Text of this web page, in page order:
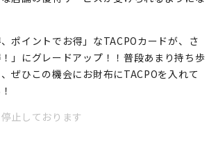
ポイントでお得」なTACPOカードが、
さ
」にグレードアップ！！ 普段あまり持ち歩
ぜひこの機会にお財布にTACPOを入れて
止しております